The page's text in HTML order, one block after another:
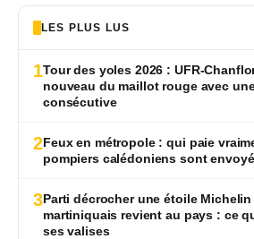
LES PLUS LUS
1Tour des yoles 2026 : UFR-
nouveau du maillot rouge avec
consécutive
2Feux en métropole : qui paie
pompiers calédoniens sont
3Parti décrocher une étoile
martiniquais revient au pays : ce
ses valises